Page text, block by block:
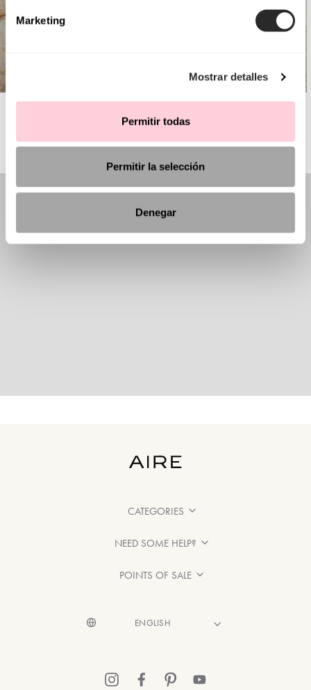
Marketing
Mostrar detalles
Permitir todas
Permitir la selección
Denegar
AIRE BARCELONA
CATEGORIES
NEED SOME HELP?
POINTS OF SALE